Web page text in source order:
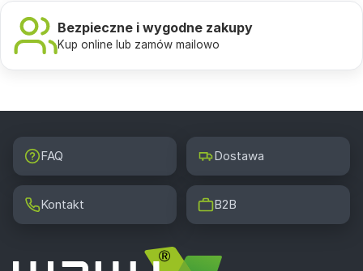
Bezpieczne i wygodne zakupy
Kup online lub zamów mailowo
FAQ Dostawa
Kontakt B2B